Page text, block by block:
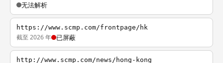
无法解析
https://www.scmp.com/frontpage/hk
截至 2026 年 已屏蔽
http://www.scmp.com/news/hong-kong